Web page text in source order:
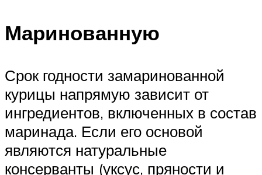
Маринованную
Срок годности замаринованной
курицы напрямую зависит от
ингредиентов, включенных в состав
маринада. Если его основой
являются натуральные
консерванты (уксус, пряности и